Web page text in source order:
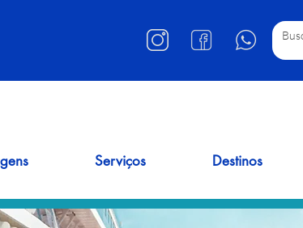
Serviços Destinos